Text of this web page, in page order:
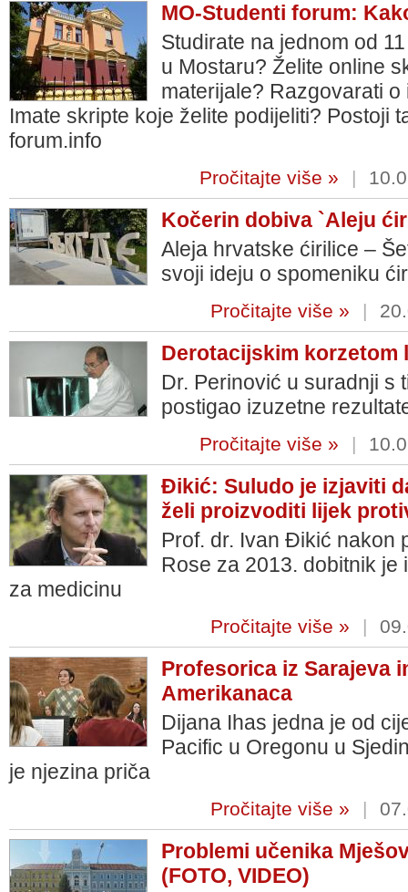
MO-Studenti forum:
Studirate na jednom od
u Mostaru? Želite online
materijale? Razgovarati
Imate skripte koje želite podijeliti? Postoji
forum.info
Pročitajte više » |
Kočerin dobiva `Aleju
Aleja hrvatske ćirilice –
svoji ideju o spomeniku
Pročitajte više » |
Derotacijskim
Dr. Perinović u suradnji s
postigao izuzetne
Pročitajte više » |
Đikić: Suludo je izjaviti
želi proizvoditi lijek
Prof. dr. Ivan Đikić nakon
Rose za 2013. dobitnik
za medicinu
Pročitajte više » |
Profesorica iz Sarajeva
Amerikanaca
Dijana Ihas jedna je od
Pacific u Oregonu u
je njezina priča
Pročitajte više » |
Problemi učenika
(FOTO, VIDEO)